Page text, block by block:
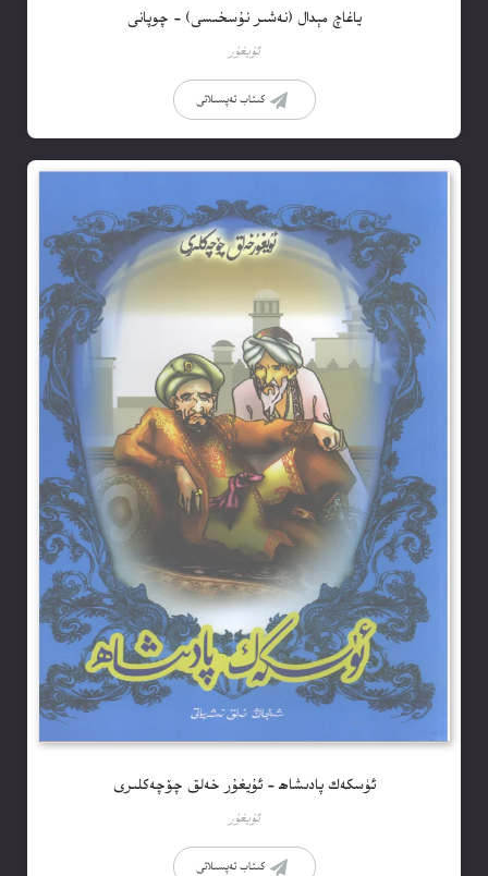
ياغاچ مېدال (نەشىر نۇسخىسى) – چوپانى
ئۇيغۇر
كىتاب تەپسىلاتى
ئۈسكەك پادىشاھ – ئۇيغۇر خەلق چۆچەكلىرى
ئۇيغۇر
كىتاب تەپسىلاتى